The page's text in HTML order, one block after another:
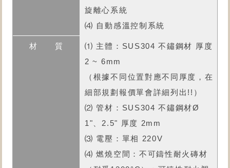
旋離心系統
⑷ 自動感溫控制系統
⑴ 主體：SUS304 不鏽鋼材 厚度
2 ~ 6mm
（根據不同位置對應不同厚度，在
細部規劃報價單會詳細列出!!）
⑵ 管材：SUS304 不鏽鋼材Ø
1"、2.5" 厚度 2mm
⑶ 電壓：單相 220V
⑷ 燃燒空間：不可鑄性耐火磚材